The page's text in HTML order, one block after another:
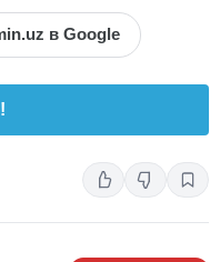
в Google